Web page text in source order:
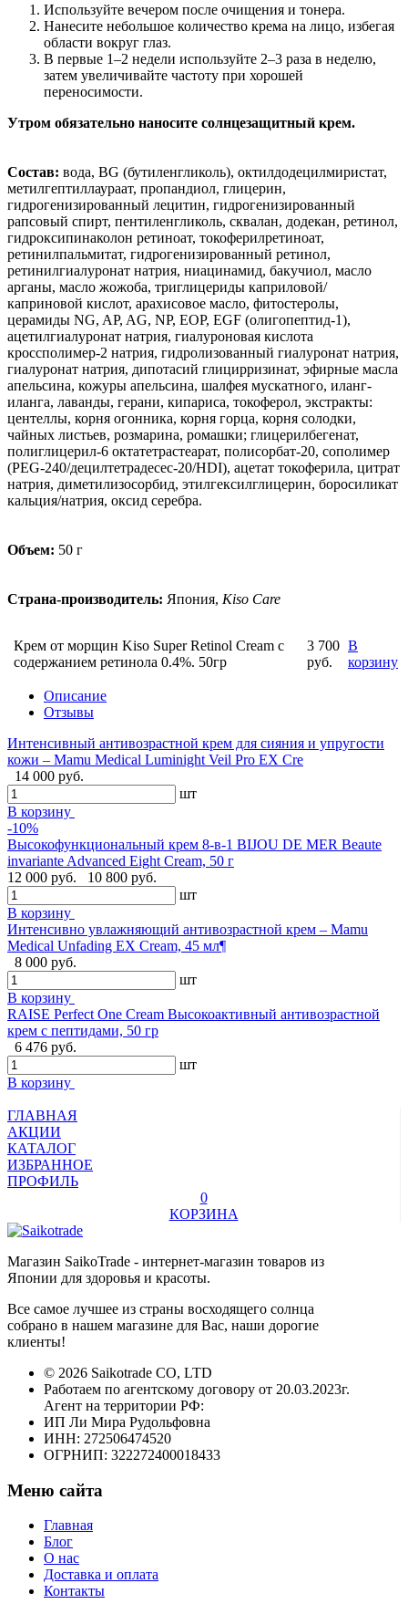
Используйте вечером после очищения и тонера.
Нанесите небольшое количество крема на лицо, избегая
области вокруг глаз.
В первые 1–2 недели используйте 2–3 раза в неделю,
затем увеличивайте частоту при хорошей
переносимости.
Утром обязательно наносите солнцезащитный крем.
Состав: вода, BG (бутиленгликоль), октилдодецилмиристат,
метилгептиллаураат, пропандиол, глицерин,
гидрогенизированный лецитин, гидрогенизированный
рапсовый спирт, пентиленгликоль, сквалан, додекан, ретинол,
гидроксипинаколон ретиноат, токоферилретиноат,
ретинилпальмитат, гидрогенизированный ретинол,
ретинилгиалуронат натрия, ниацинамид, бакучиол, масло
арганы, масло жожоба, триглицериды каприловой/
каприновой кислот, арахисовое масло, фитостеролы,
церамиды NG, AP, AG, NP, EOP, EGF (олигопептид-1),
ацетилгиалуронат натрия, гиалуроновая кислота
кроссполимер-2 натрия, гидролизованный гиалуронат натрия,
гиалуронат натрия, дипотасий глицирризинат, эфирные масла
апельсина, кожуры апельсина, шалфея мускатного, иланг-
иланга, лаванды, герани, кипариса, токоферол, экстракты:
центеллы, корня огонника, корня горца, корня солодки,
чайных листьев, розмарина, ромашки; глицерилбегенат,
полиглицерил-6 октатетрастеарат, полисорбат-20, сополимер
(PEG-240/децилтетрадесес-20/HDI), ацетат токоферила, цитрат
натрия, диметилизосорбид, этилгексилглицерин, боросиликат
кальция/натрия, оксид серебра.
Объем: 50 г
Страна-производитель: Япония, Kiso Care
Крем от морщин Kiso Super Retinol Cream с
содержанием ретинола 0.4%. 50гр
3 700
руб.
В
корзину
Описание
Отзывы
Интенсивный антивозрастной крем для сияния и упругости
кожи – Mamu Medical Luminight Veil Pro EX Cre
14 000 руб.
шт
В корзину
-10%
Высокофункциональный крем 8-в-1 BIJOU DE MER Beaute
invariante Advanced Eight Cream, 50 г
12 000 руб.
10 800 руб.
шт
В корзину
Интенсивно увлажняющий антивозрастной крем – Mamu
Medical Unfading EX Cream, 45 мл¶
8 000 руб.
шт
В корзину
RAISE Perfect One Cream Высокоактивный антивозрастной
крем с пептидами, 50 гр
6 476 руб.
шт
В корзину
ГЛАВНАЯ
АКЦИИ
КАТАЛОГ
ИЗБРАННОЕ
ПРОФИЛЬ
0
КОРЗИНА
Магазин SaikoTrade - интернет-магазин товаров из
Японии для здоровья и красоты.
Все самое лучшее из страны восходящего солнца
собрано в нашем магазине для Вас, наши дорогие
клиенты!
© 2026 Saikotrade CO, LTD
Работаем по агентскому договору от 20.03.2023г.
Агент на территории РФ:
ИП Ли Мира Рудольфовна
ИНН: 272506474520
ОГРНИП: 322272400018433
Меню сайта
Главная
Блог
О нас
Доставка и оплата
Контакты